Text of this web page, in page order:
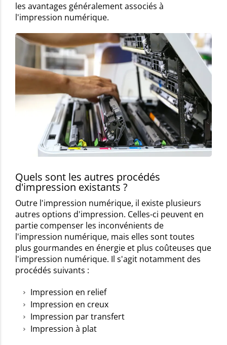
les avantages généralement associés à
l'impression numérique.
Quels sont les autres procédés
d'impression existants ?
Outre l'impression numérique, il existe plusieurs
autres options d'impression. Celles-ci peuvent en
partie compenser les inconvénients de
l'impression numérique, mais elles sont toutes
plus gourmandes en énergie et plus coûteuses que
l'impression numérique. Il s'agit notamment des
procédés suivants :
Impression en relief
Impression en creux
Impression par transfert
Impression à plat